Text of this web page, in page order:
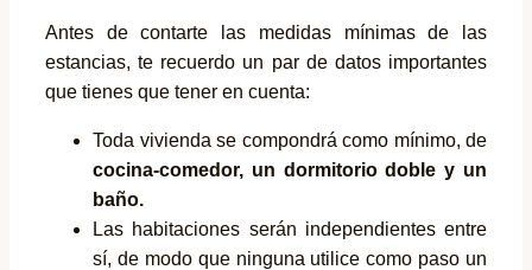
Antes de contarte las medidas mínimas de las
estancias, te recuerdo un par de datos importantes
que tienes que tener en cuenta:
Toda vivienda se compondrá como mínimo, de
cocina-comedor, un dormitorio doble y un
baño.
Las habitaciones serán independientes entre
sí, de modo que ninguna utilice como paso un